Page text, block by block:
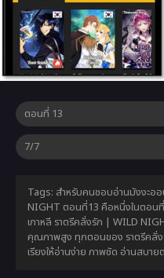
Tags: สำหรับคนชอบอ่านมังงะอ
NIGHT ตอนที่13 คือหนึ่งในตอน
เกาหลี ราตรีคลั่งรัก | WILD
คุณภาพสูง ทุกตอนของ ราตรีคลั่
เรียงให้อ่านง่าย ภาพชัด อ่านสบาย